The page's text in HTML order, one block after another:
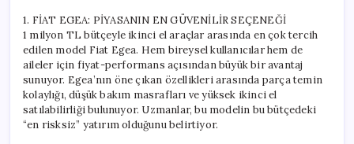
1. FİAT EGEA: PİYASANIN EN GÜVENİLİR SEÇENEĞİ
1 milyon TL bütçeyle ikinci el araçlar arasında en çok tercih
edilen model Fiat Egea. Hem bireysel kullanıcılar hem de
aileler için fiyat-performans açısından büyük bir avantaj
sunuyor. Egea’nın öne çıkan özellikleri arasında parça temin
kolaylığı, düşük bakım masrafları ve yüksek ikinci el
satılabilirliği bulunuyor. Uzmanlar, bu modelin bu bütçedeki
“en risksiz” yatırım olduğunu belirtiyor.